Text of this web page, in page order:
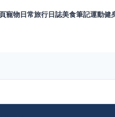
寵物日常旅行日誌美食筆記運動健